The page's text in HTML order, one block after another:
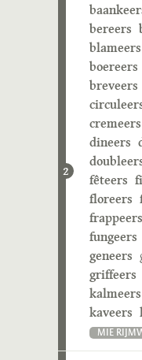
2
bereers
blameers
boereers
breveers
cremeers
dineers
fêteers
floreers
frappeers
fungeers
geneers
griffeers
kalmeers
kaveers
MIE